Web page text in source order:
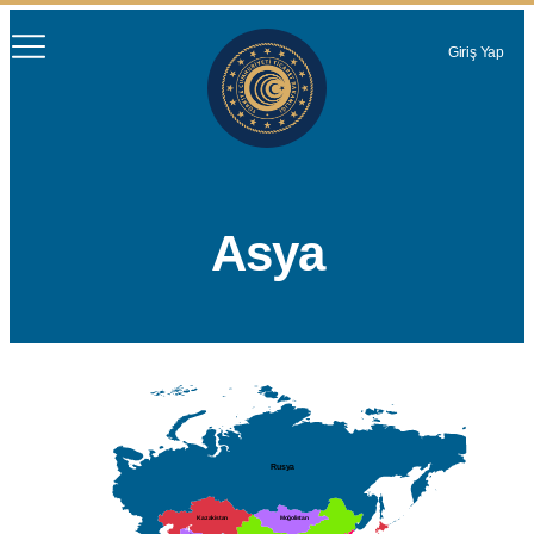
Giriş Yap
Asya
Kazakistan Moğolistan
Rusya